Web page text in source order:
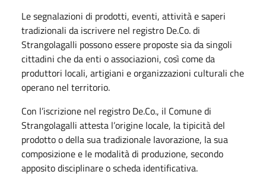
Le segnalazioni di prodotti, eventi, attività e saperi
tradizionali da iscrivere nel registro De.Co. di
Strangolagalli possono essere proposte sia da singoli
cittadini che da enti o associazioni, così come da
produttori locali, artigiani e organizzazioni culturali che
operano nel territorio.
Con l’iscrizione nel registro De.Co., il Comune di
Strangolagalli attesta l’origine locale, la tipicità del
prodotto o della sua tradizionale lavorazione, la sua
composizione e le modalità di produzione, secondo
apposito disciplinare o scheda identificativa.